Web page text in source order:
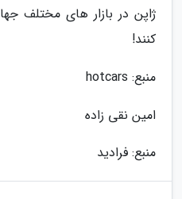
ژاپن در بازار های مختلف
کنند!
منبع: hotcars
امین نقی زاده
منبع: فرادید